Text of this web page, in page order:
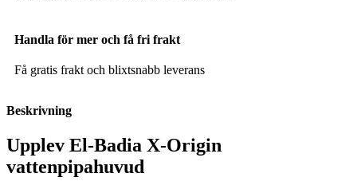
Handla för mer och få fri frakt
Få gratis frakt och blixtsnabb leverans
Beskrivning
Upplev El-Badia X-Origin
vattenpipahuvud